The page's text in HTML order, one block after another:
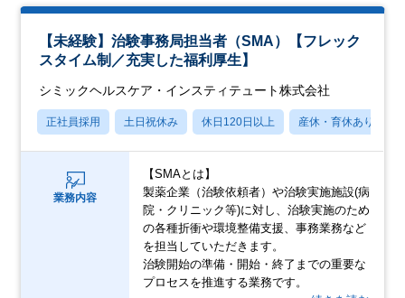
【未経験】治験事務局担当者（SMA）【フレック
スタイム制／充実した福利厚生】
シミックヘルスケア・インスティテュート株式会社
正社員採用 土日祝休み 休日120日以上 産休・育休あり
業務内容
【SMAとは】
製薬企業（治験依頼者）や治験実施施設(病
院・クリニック等)に対し、治験実施のため
の各種折衝や環境整備支援、事務業務など
を担当していただきます。
治験開始の準備・開始・終了までの重要な
プロセスを推進する業務です。